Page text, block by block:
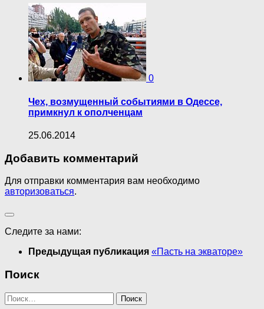
0
Чех, возмущенный событиями в Одессе,
примкнул к ополченцам
25.06.2014
Добавить комментарий
Для отправки комментария вам необходимо
авторизоваться.
Следите за нами:
Предыдущая публикация «Пасть на экваторе»
Поиск
Найти: